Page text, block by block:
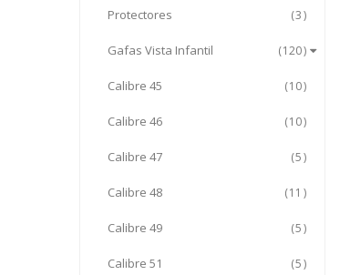
Protectores 3
Gafas Vista Infantil 120
Calibre 45 10
Calibre 46 10
Calibre 47 5
Calibre 48 11
Calibre 49 5
Calibre 51 5